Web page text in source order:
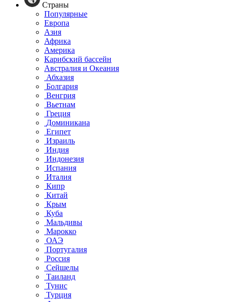
Страны
Популярные
Европа
Азия
Африка
Америка
Карибский бассейн
Австралия и Океания
Абхазия
Болгария
Венгрия
Вьетнам
Греция
Доминикана
Египет
Израиль
Индия
Индонезия
Испания
Италия
Кипр
Китай
Крым
Куба
Мальдивы
Марокко
ОАЭ
Португалия
Россия
Сейшелы
Таиланд
Тунис
Турция